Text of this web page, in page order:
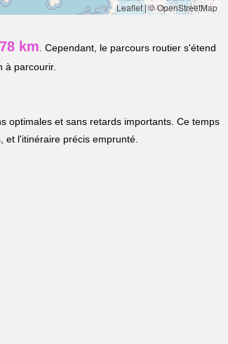
Leaflet|© OpenStreetMap
km . Cependant, le parcours routier s'étend
à parcourir.
optimales et sans retards importants. Ce temps
l'itinéraire précis emprunté.